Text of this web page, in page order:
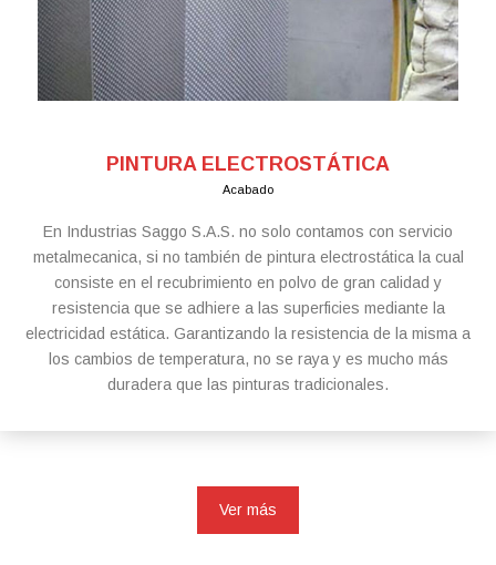
PINTURA ELECTROSTÁTICA
Acabado
En Industrias Saggo S.A.S. no solo contamos con servicio
metalmecanica, si no también de pintura electrostática la cual
consiste en el recubrimiento en polvo de gran calidad y
resistencia que se adhiere a las superficies mediante la
electricidad estática. Garantizando la resistencia de la misma a
los cambios de temperatura, no se raya y es mucho más
duradera que las pinturas tradicionales.
Ver más